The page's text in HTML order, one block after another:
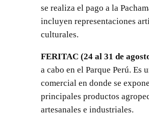
se realiza el pago a la
incluyen representaciones
culturales.
FERITAC (24 al 31 de
a cabo en el Parque Perú. Es
comercial en donde se
principales productos
artesanales e industriales.